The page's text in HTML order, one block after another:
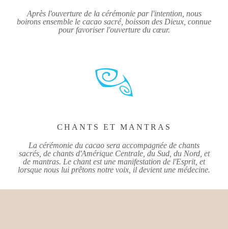
Après l'ouverture de la cérémonie par l'intention, nous
boirons ensemble le cacao sacré, boisson des Dieux, connue
pour favoriser l'ouverture du cœur.
CHANTS ET MANTRAS
La cérémonie du cacao sera accompagnée de chants
sacrés, de chants d'Amérique Centrale, du Sud, du Nord, et
de mantras. Le chant est une manifestation de l'Esprit, et
lorsque nous lui prêtons notre voix, il devient une médecine.